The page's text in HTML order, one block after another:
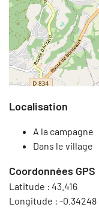
Localisation
A la campagne
Dans le village
Coordonnées GPS
Latitude : 43.416
Longitude : -0.34248